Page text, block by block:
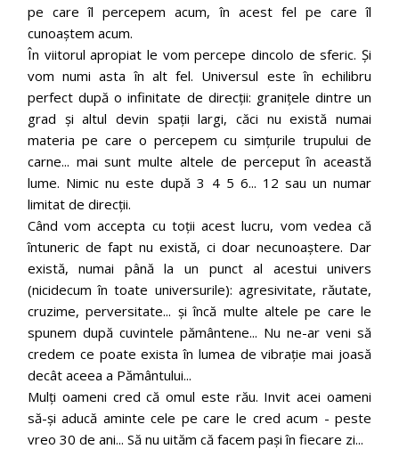
pe care îl percepem acum, în acest fel pe care îl
cunoaștem acum.
În viitorul apropiat le vom percepe dincolo de sferic. Și
vom numi asta în alt fel. Universul este în echilibru
perfect după o infinitate de direcții: granițele dintre un
grad și altul devin spații largi, căci nu există numai
materia pe care o percepem cu simțurile trupului de
carne... mai sunt multe altele de perceput în această
lume. Nimic nu este după 3 4 5 6... 12 sau un numar
limitat de direcții.
Când vom accepta cu toții acest lucru, vom vedea că
întuneric de fapt nu există, ci doar necunoaștere. Dar
există, numai până la un punct al acestui univers
(nicidecum în toate universurile): agresivitate, răutate,
cruzime, perversitate... și încă multe altele pe care le
spunem după cuvintele pământene... Nu ne-ar veni să
credem ce poate exista în lumea de vibrație mai joasă
decât aceea a Pământului...
Mulți oameni cred că omul este rău. Invit acei oameni
să-și aducă aminte cele pe care le cred acum - peste
vreo 30 de ani... Să nu uităm că facem pași în fiecare zi...